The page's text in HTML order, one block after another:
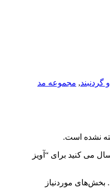
و گردنبند, مجموعه مد
نشده است.
می کنید برای “آویز
بخش‌های موردنیاز